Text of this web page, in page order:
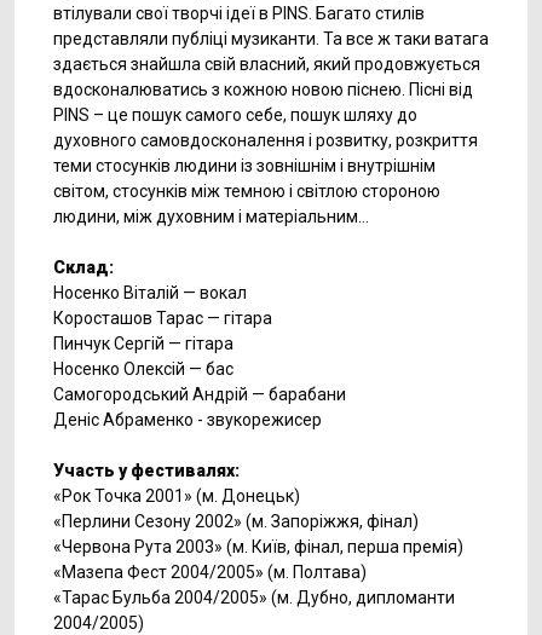
втілували свої творчі ідеї в PINS. Багато стилів
представляли публіці музиканти. Та все ж таки ватага
здається знайшла свій власний, який продовжується
вдосконалюватись з кожною новою піснею. Пісні від
PINS – це пошук самого себе, пошук шляху до
духовного самовдосконалення і розвитку, розкриття
теми стосунків людини із зовнішнім і внутрішнім
світом, стосунків між темною і світлою стороною
людини, між духовним і матеріальним...
Склад:
Носенко Віталій — вокал
Коросташов Тарас — гітара
Пинчук Сергій — гітара
Носенко Олексій — бас
Самогородський Андрій — барабани
Деніс Абраменко - звукорежисер
Участь у фестивалях:
«Рок Точка 2001» (м. Донецьк)
«Перлини Сезону 2002» (м. Запоріжжя, фінал)
«Червона Рута 2003» (м. Київ, фінал, перша премія)
«Мазепа Фест 2004/2005» (м. Полтава)
«Тарас Бульба 2004/2005» (м. Дубно, дипломанти
2004/2005)